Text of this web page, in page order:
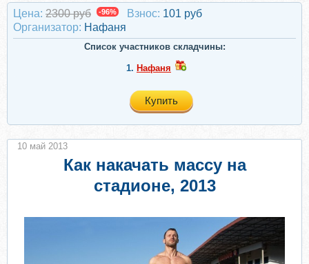
Цена: 2300 руб -96% Взнос: 101 руб
Организатор: Нафаня
Список участников складчины:
1. Нафаня
Купить
Как накачать массу на
стадионе, 2013
10 май 2013